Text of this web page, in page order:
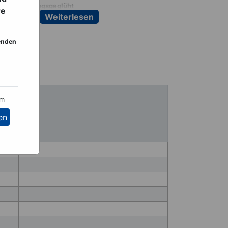
lösungsgeglüht
Eigenschaften:
geeignet